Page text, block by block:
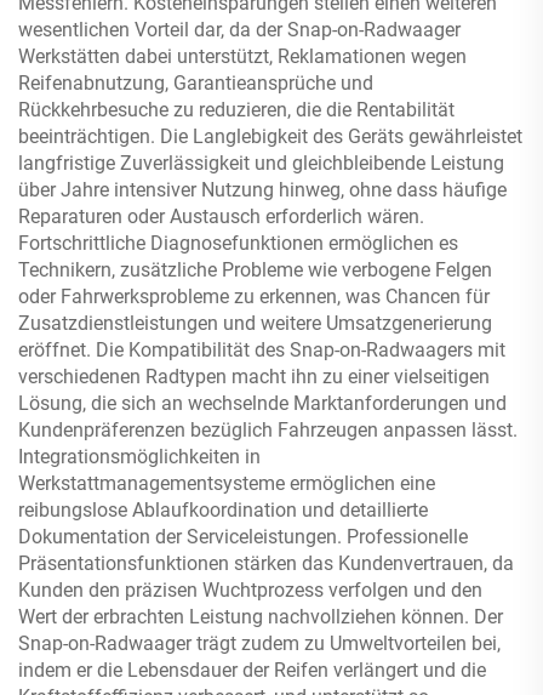
wesentlichen Vorteil dar, da der Snap-on-Radwaager
Werkstätten dabei unterstützt, Reklamationen wegen
Reifenabnutzung, Garantieansprüche und
Rückkehrbesuche zu reduzieren, die die Rentabilität
beeinträchtigen. Die Langlebigkeit des Geräts gewährleistet
langfristige Zuverlässigkeit und gleichbleibende Leistung
über Jahre intensiver Nutzung hinweg, ohne dass häufige
Reparaturen oder Austausch erforderlich wären.
Fortschrittliche Diagnosefunktionen ermöglichen es
Technikern, zusätzliche Probleme wie verbogene Felgen
oder Fahrwerksprobleme zu erkennen, was Chancen für
Zusatzdienstleistungen und weitere Umsatzgenerierung
eröffnet. Die Kompatibilität des Snap-on-Radwaagers mit
verschiedenen Radtypen macht ihn zu einer vielseitigen
Lösung, die sich an wechselnde Marktanforderungen und
Kundenpräferenzen bezüglich Fahrzeugen anpassen lässt.
Integrationsmöglichkeiten in
Werkstattmanagementsysteme ermöglichen eine
reibungslose Ablaufkoordination und detaillierte
Dokumentation der Serviceleistungen. Professionelle
Präsentationsfunktionen stärken das Kundenvertrauen, da
Kunden den präzisen Wuchtprozess verfolgen und den
Wert der erbrachten Leistung nachvollziehen können. Der
Snap-on-Radwaager trägt zudem zu Umweltvorteilen bei,
indem er die Lebensdauer der Reifen verlängert und die